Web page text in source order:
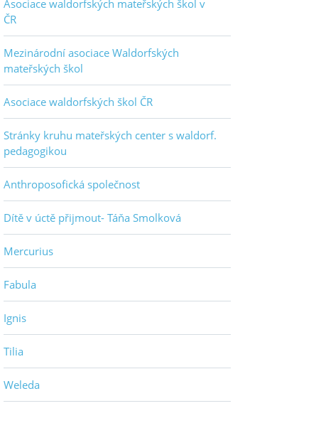
Asociace waldorfských mateřských škol v
ČR
Mezinárodní asociace Waldorfských
mateřských škol
Asociace waldorfských škol ČR
Stránky kruhu mateřských center s waldorf.
pedagogikou
Anthroposofická společnost
Dítě v úctě přijmout- Táňa Smolková
Mercurius
Fabula
Ignis
Tilia
Weleda